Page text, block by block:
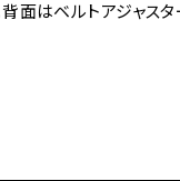
面はベルトアジャスタ